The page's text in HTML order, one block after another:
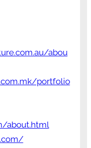
abou
portfolio
about.html